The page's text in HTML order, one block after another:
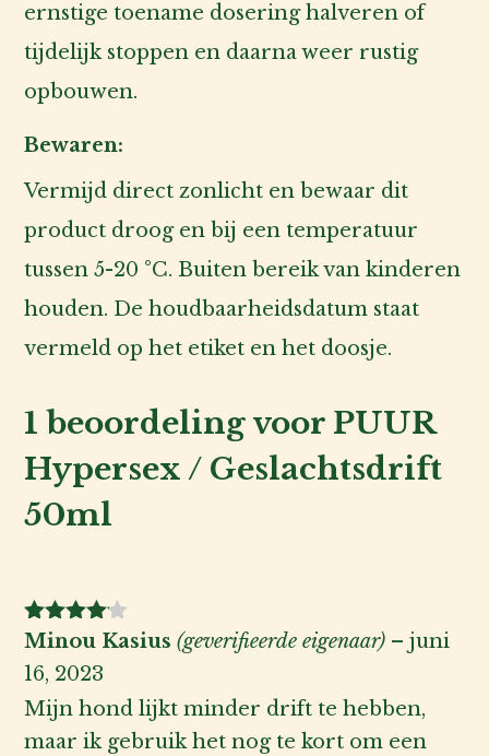
ernstige toename dosering halveren of
tijdelijk stoppen en daarna weer rustig
opbouwen.
Bewaren:
Vermijd direct zonlicht en bewaar dit
product droog en bij een temperatuur
tussen 5-20 °C. Buiten bereik van kinderen
houden. De houdbaarheidsdatum staat
vermeld op het etiket en het doosje.
1 beoordeling voor PUUR
Hypersex / Geslachtsdrift
50ml
Gewaarde
5
Minou Kasius(geverifieerde eigenaar) – juni
16, 2023
Mijn hond lijkt minder drift te hebben,
maar ik gebruik het nog te kort om een